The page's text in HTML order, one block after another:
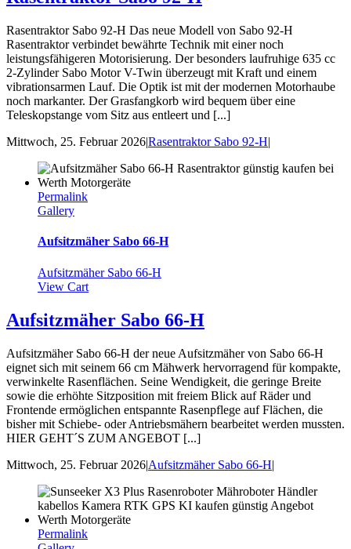
Rasentraktor Sabo 92-H Das neue Modell von Sabo 92-H
Rasentraktor verbindet bewährte Technik mit einer noch
leistungsfähigeren Motorisierung. Der besonders laufruhige 635 cc
2-Zylinder Sabo Motor V-Twin überzeugt mit Kraft und einem
vibrationsarmen Lauf. Die Optik ist mit der modernen Motorhaube
noch markanter. Der Grasfangkorb wird bequem über eine
Teleskopstange vom Sitz aus entleert und [...]
Mittwoch, 25. Februar 2026|Rasentraktor Sabo 92-H|
Permalink
Gallery
Aufsitzmäher Sabo 66-H
Aufsitzmäher Sabo 66-H
View Cart
Aufsitzmäher Sabo 66-H
Aufsitzmäher Sabo 66-H der neue Aufsitzmäher von Sabo 66-H
eignet sich mit seinem 66 cm Mähwerk hervorragend für kompakte,
verwinkelte Rasenflächen. Seine Wendigkeit, die geringe Breite
sowie die erhöhte Sitzposition mit freiem Blick auf Räder und
Frontende ermöglichen entspannte Rasenpflege auf Flächen, die
bisher mit Schiebe- oder Antriebsmähern bearbeitet werden mussten.
HIER GEHT´S ZUM ANGEBOT [...]
Mittwoch, 25. Februar 2026|Aufsitzmäher Sabo 66-H|
Permalink